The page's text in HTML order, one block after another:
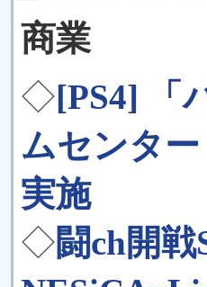
商業
◇[PS4] 「
ムセンタ
実施
◇闘ch開